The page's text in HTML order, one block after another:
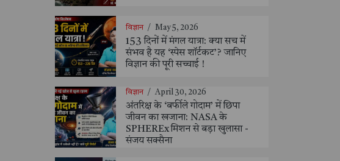
विज्ञान / May 5, 2026
153 दिनों में मंगल यात्रा: क्या सच में
संभव है यह ‘स्पेस शॉर्टकट’? जानिए
विज्ञान की पूरी सच्चाई !
विज्ञान / April 30, 2026
अंतरिक्ष के ‘बर्फीले गोदाम’ में छिपा
जीवन का खजाना: NASA के
SPHEREx मिशन से बड़ा खुलासा -
संजय सक्सैना